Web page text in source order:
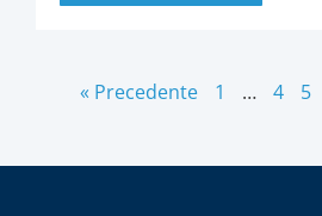
« Precedente 1 … 4 5